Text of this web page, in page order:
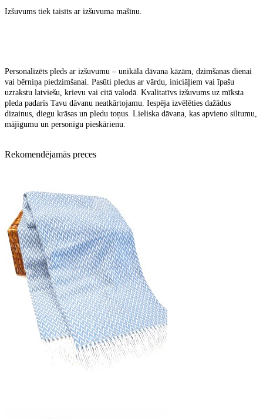
Izšuvums tiek taisīts ar izšuvuma mašīnu.
Personalizēts pleds ar izšuvumu – unikāla dāvana kāzām, dzimšanas dienai
vai bērniņa piedzimšanai. Pasūti pledus ar vārdu, iniciāļiem vai īpašu
uzrakstu latviešu, krievu vai citā valodā. Kvalitatīvs izšuvums uz mīksta
pleda padarīs Tavu dāvanu neatkārtojamu. Iespēja izvēlēties dažādus
dizainus, diegu krāsas un pledu toņus. Lieliska dāvana, kas apvieno siltumu,
mājīgumu un personīgu pieskārienu.
Rekomendējamās preces